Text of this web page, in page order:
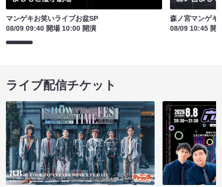
マンゲキお笑いライブお盆SP
08/09 09:40 開場 10:00 開演
森ノ宮マンゲキ
08/09 10:45 開
ライブ配信チケット